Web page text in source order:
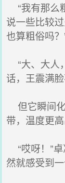
“我有那么
说一些比较
也算粗俗吗？
“大、大人
话，王震满
但它瞬间
带，温度更高
“哎呀！”
然就感受到